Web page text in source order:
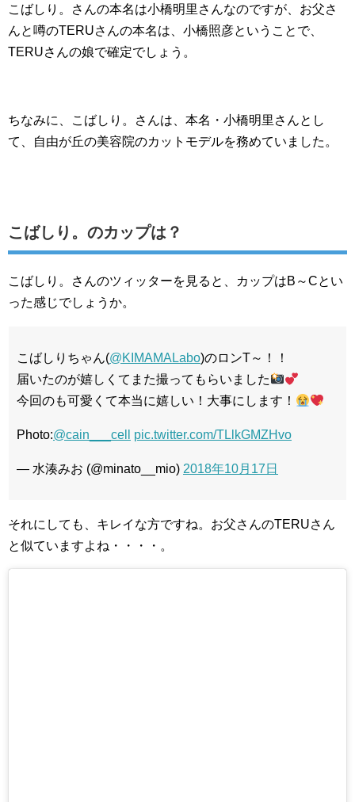
こばしり。さんの本名は小橋明里さんなのですが、お父さ
んと噂のTERUさんの本名は、小橋照彦ということで、
TERUさんの娘で確定でしょう。
ちなみに、こばしり。さんは、本名・小橋明里さんとし
て、自由が丘の美容院のカットモデルを務めていました。
こばしり。のカップは？
こばしり。さんのツィッターを見ると、カップはB～Cとい
った感じでしょうか。
こばしりちゃん(@KIMAMALabo)のロンT～！！
届いたのが嬉しくてまた撮ってもらいました
今回のも可愛くて本当に嬉しい！大事にします！
Photo:@cain___cell pic.twitter.com/TLlkGMZHvo
— 水湊みお (@minato__mio) 2018年10月17日
それにしても、キレイな方ですね。お父さんのTERUさん
と似ていますよね・・・・。